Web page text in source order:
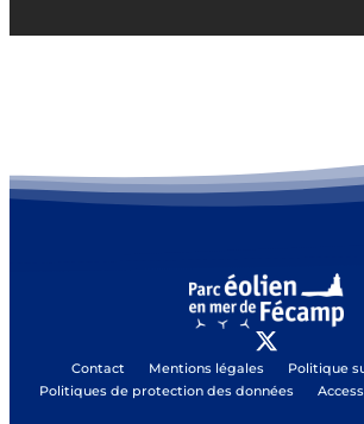
Contact Mentions légales
Politique
Politiques de protection des données